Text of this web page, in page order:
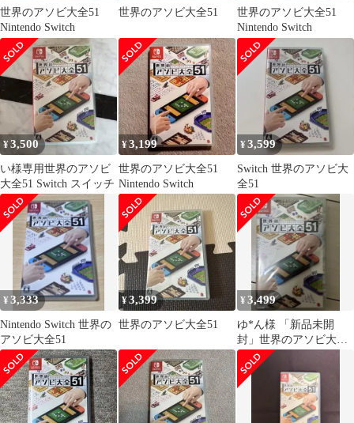
世界のアソビ大全51
Nintendo Switch
世界のアソビ大全51
世界のアソビ大全51
Nintendo Switch
¥3,500
い様専用世界のアソビ
大全51 Switch スイッチ
¥3,199
世界のアソビ大全51
Nintendo Switch
¥3,599
Switch 世界のアソビ大
全51
¥3,333
Nintendo Switch 世界の
アソビ大全51
¥3,399
世界のアソビ大全51
¥3,499
ゆ*ん様 「新品未開
封」世界のアソビ大全
51 Nintendo Switchソフ